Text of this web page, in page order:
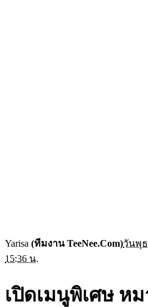
Yarisa (ทีมงาน TeeNee.Com)วันพุ
15:36 น.
เปิดเมนูพิเศษ ห